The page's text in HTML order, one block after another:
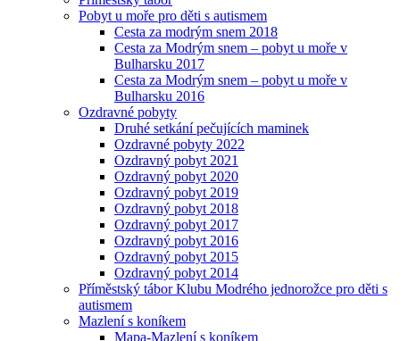
Pobyt u moře pro děti s autismem
Cesta za modrým snem 2018
Cesta za Modrým snem – pobyt u moře v
Bulharsku 2017
Cesta za Modrým snem – pobyt u moře v
Bulharsku 2016
Ozdravné pobyty
Druhé setkání pečujících maminek
Ozdravné pobyty 2022
Ozdravný pobyt 2021
Ozdravný pobyt 2020
Ozdravný pobyt 2019
Ozdravný pobyt 2018
Ozdravný pobyt 2017
Ozdravný pobyt 2016
Ozdravný pobyt 2015
Ozdravný pobyt 2014
Příměstský tábor Klubu Modrého jednorožce pro děti s
autismem
Mazlení s koníkem
Mapa-Mazlení s koníkem